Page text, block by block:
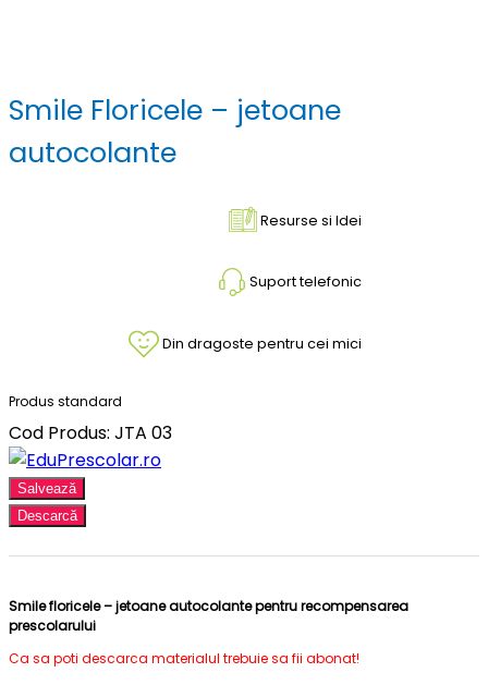
Smile Floricele – jetoane
autocolante
Resurse si Idei
Suport telefonic
Din dragoste pentru cei mici
Produs standard
Cod Produs: JTA 03
Salvează
Descarcă
Smile floricele – jetoane autocolante pentru recompensarea
prescolarului
Ca sa poti descarca materialul trebuie sa fii abonat!